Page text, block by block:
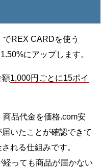
でREX CARDを使う
にアップします。
額1,000円ごとに15ポイ
品代金を価格.com安
いたことが確認できて
れる仕組みです。
っても商品が届かない